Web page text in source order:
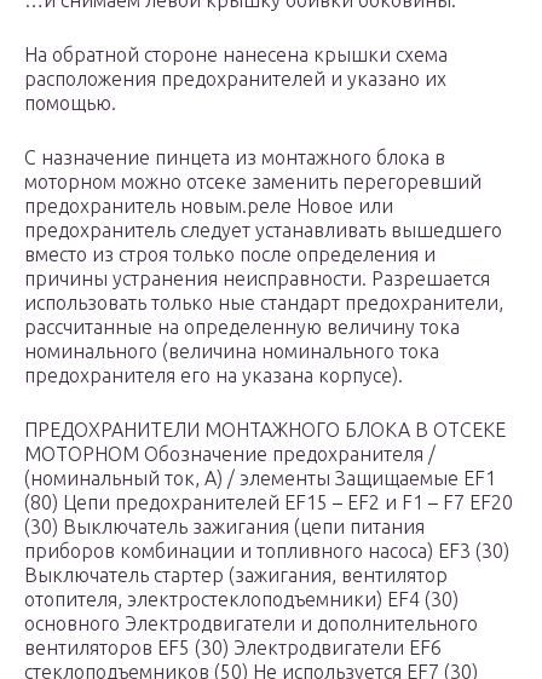
На обратной стороне нанесена крышки схема
расположения предохранителей и указано их
помощью.
С назначение пинцета из монтажного блока в
моторном можно отсеке заменить перегоревший
предохранитель новым.реле Новое или
предохранитель следует устанавливать вышедшего
вместо из строя только после определения и
причины устранения неисправности. Разрешается
использовать только ные стандарт предохранители,
рассчитанные на определенную величину тока
номинального (величина номинального тока
предохранителя его на указана корпусе).
ПРЕДОХРАНИТЕЛИ МОНТАЖНОГО БЛОКА В ОТСЕКЕ
МОТОРНОМ Обозначение предохранителя /
(номинальный ток, А) / элементы Защищаемые EF1
(80) Цепи предохранителей EF15 – EF2 и F1 – F7 EF20
(30) Выключатель зажигания (цепи питания
приборов комбинации и топливного насоса) EF3 (30)
Выключатель стартер (зажигания, вентилятор
отопителя, электростеклоподъемники) EF4 (30)
основного Электродвигатели и дополнительного
вентиляторов EF5 (30) Электродвигатели EF6
стеклоподъемников (50) Не используется EF7 (30)